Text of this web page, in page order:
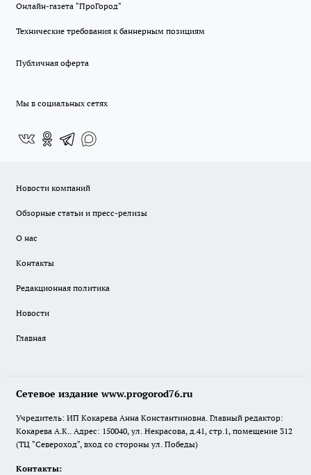
Онлайн-газета "ПроГород"
Технические требования к баннерным позициям
Публичная оферта
Мы в социальных сетях
Новости компаний
Обзорные статьи и пресс-релизы
О нас
Контакты
Редакционная политика
Новости
Главная
Сетевое издание www.progorod76.ru
Учредитель: ИП Кокарева Анна Константиновна. Главный редактор:
Кокарева А.К.. Адрес: 150040, ул. Некрасова, д.41, стр.1, помещение 312
(ТЦ "Североход", вход со стороны ул. Победы)
Контакты: